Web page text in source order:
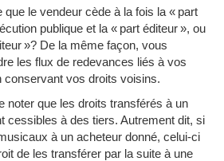
le vendeur cède à la fois la « part
publique et la « part éditeur », ou
»? De la même façon, vous
les flux de redevances liés à vos
conservant vos droits voisins.
noter que les droits transférés à un
cessibles à des tiers. Autrement dit, si
à un acheteur donné, celui-ci
de les transférer par la suite à une